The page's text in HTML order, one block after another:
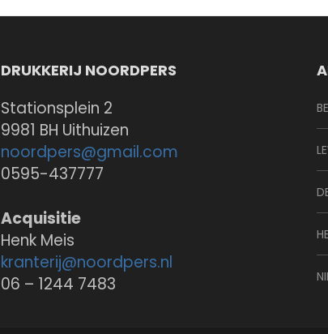
DRUKKERIJ NOORDPERS
Stationsplein 2
9981 BH Uithuizen
noordpers@gmail.com
0595-437777
Acquisitie
Henk Meis
kranterij@noordpers.nl
06 – 1244 7483